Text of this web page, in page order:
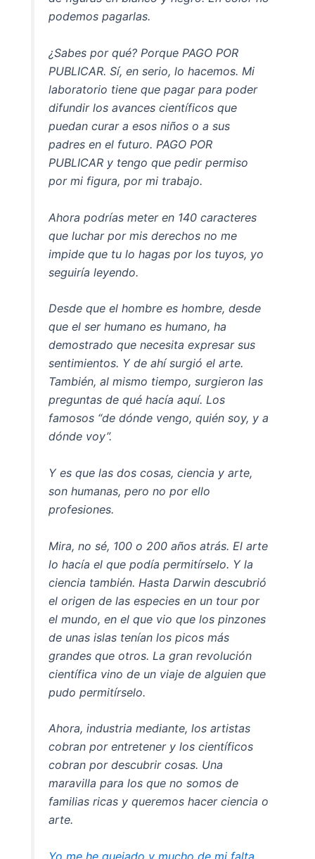
podemos pagarlas.
¿Sabes por qué? Porque PAGO POR
PUBLICAR. Sí, en serio, lo hacemos. Mi
laboratorio tiene que pagar para poder
difundir los avances científicos que
puedan curar a esos niños o a sus
padres en el futuro. PAGO POR
PUBLICAR y tengo que pedir permiso
por mi figura, por mi trabajo.
Ahora podrías meter en 140 caracteres
que luchar por mis derechos no me
impide que tu lo hagas por los tuyos, yo
seguiría leyendo.
Desde que el hombre es hombre, desde
que el ser humano es humano, ha
demostrado que necesita expresar sus
sentimientos. Y de ahí surgió el arte.
También, al mismo tiempo, surgieron las
preguntas de qué hacía aquí. Los
famosos “de dónde vengo, quién soy, y a
dónde voy”.
Y es que las dos cosas, ciencia y arte,
son humanas, pero no por ello
profesiones.
Mira, no sé, 100 o 200 años atrás. El arte
lo hacía el que podía permitírselo. Y la
ciencia también. Hasta Darwin descubrió
el origen de las especies en un tour por
el mundo, en el que vio que los pinzones
de unas islas tenían los picos más
grandes que otros. La gran revolución
científica vino de un viaje de alguien que
pudo permitírselo.
Ahora, industria mediante, los artistas
cobran por entretener y los científicos
cobran por descubrir cosas. Una
maravilla para los que no somos de
familias ricas y queremos hacer ciencia o
arte.